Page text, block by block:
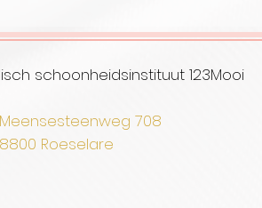
schoonheidsinstituut 123Mooi
Meensesteenweg 708
8800 Roeselare